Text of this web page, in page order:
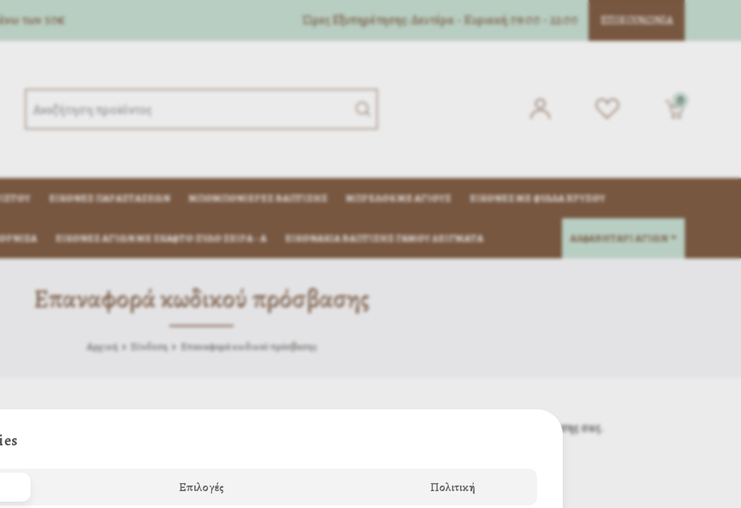
των 50€ Ώρες Eξυπηρέτησης: Δευτέρα - Κυριακή 09:00 - 22:00 ΕΠΙΚΟΙΝΩΝΊΑ
0
ΕΙΚΌΝΕΣ ΠΑΡΑΣΤΆΣΕΩΝ ΜΠΟΜΠΟΝΙΈΡΕΣ ΒΆΠΤΙΣΗΣ ΜΠΡΕΛΌΚ ΜΈ ΑΓΊΟΥΣ ΕΙΚΌΝΕΣ ΜΕ ΦΎΛΛΑ ΧΡΥΣΟΎ
ΕΙΚΟΝΕΣ ΑΓΙΩΝ ΜΕ ΣΚΑΦΤΟ ΞΥΛΟ ΣΕΙΡΑ - Α ΕΙΚΟΝΆΚΙΑ ΒΆΠΤΙΣΗΣ ΓΆΜΟΥ ΔΕΊΓΜΑΤΑ ΑΛΦΑΒΗΤΑΡΙ ΑΓΙΩΝ
Επαναφορά κωδικού πρόσβασης
Αρχική Σύνδεση Επαναφορά κωδικού πρόσβασης
το e-mail σας παρακάτω και θα σας αποστείλουμε ένα e-mail που θα περιέχει τον κωδικό πρόσβασης σας.
Επιλογές Πολιτική